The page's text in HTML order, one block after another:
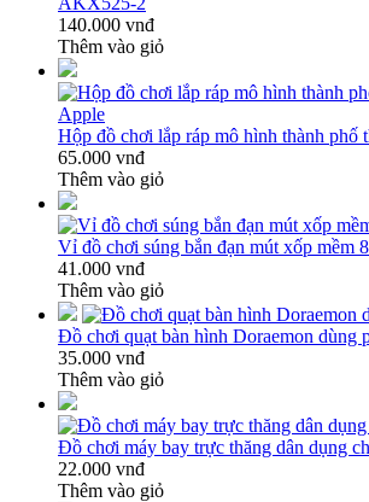
140.000 vnđ
Thêm vào giỏ
Hộp đồ chơi lắp ráp mô hình thành phố
65.000 vnđ
Thêm vào giỏ
Vỉ đồ chơi súng bắn đạn mút xốp mềm
41.000 vnđ
Thêm vào giỏ
Đồ chơi quạt bàn hình Doraemon dùng
35.000 vnđ
Thêm vào giỏ
Đồ chơi máy bay trực thăng dân dụng
22.000 vnđ
Thêm vào giỏ